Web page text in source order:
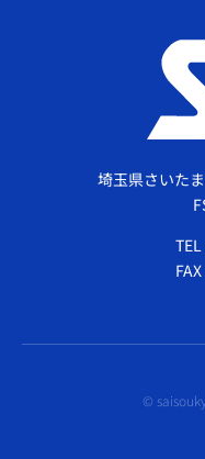
埼玉県さいた
©